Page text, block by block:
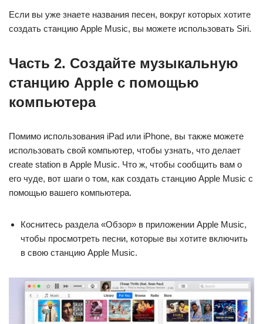
Если вы уже знаете названия песен, вокруг которых хотите
создать станцию ​​​​Apple Music, вы можете использовать Siri.
Часть 2. Создайте музыкальную
станцию ​​​​Apple с помощью
компьютера
Помимо использования iPad или iPhone, вы также можете
использовать свой компьютер, чтобы узнать, что делает
create station в Apple Music. Что ж, чтобы сообщить вам о
его чуде, вот шаги о том, как создать станцию ​​​​Apple Music с
помощью вашего компьютера.
Коснитесь раздела «Обзор» в приложении Apple Music,
чтобы просмотреть песни, которые вы хотите включить
в свою станцию ​​​​Apple Music.